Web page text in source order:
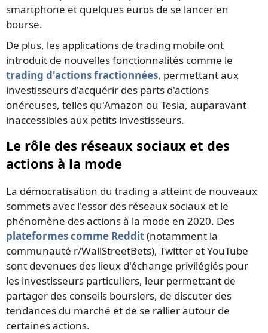
smartphone et quelques euros de se lancer en
bourse.
De plus, les applications de trading mobile ont
introduit de nouvelles fonctionnalités comme le
trading d'actions fractionnées, permettant aux
investisseurs d'acquérir des parts d'actions
onéreuses, telles qu'Amazon ou Tesla, auparavant
inaccessibles aux petits investisseurs.
Le rôle des réseaux sociaux et des
actions à la mode
La démocratisation du trading a atteint de nouveaux
sommets avec l'essor des réseaux sociaux et le
phénomène des actions à la mode en 2020. Des
plateformes comme Reddit(notamment la
communauté r/WallStreetBets), Twitter et YouTube
sont devenues des lieux d'échange privilégiés pour
les investisseurs particuliers, leur permettant de
partager des conseils boursiers, de discuter des
tendances du marché et de se rallier autour de
certaines actions.